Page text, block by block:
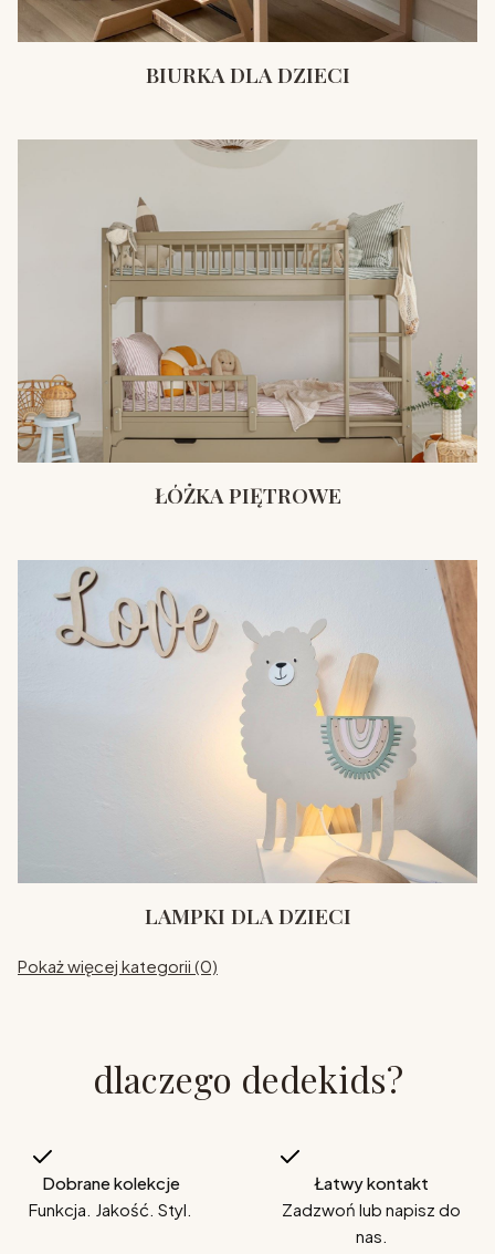
BIURKA DLA DZIECI
ŁÓŻKA PIĘTROWE
LAMPKI DLA DZIECI
Pokaż więcej kategorii (0)
dlaczego dedekids?
Dobrane kolekcje
Funkcja. Jakość. Styl.
Łatwy kontakt
Zadzwoń lub napisz do
nas.